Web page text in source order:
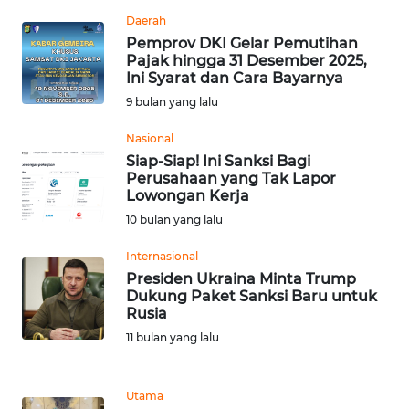
Daerah
Pemprov DKI Gelar Pemutihan
Pajak hingga 31 Desember 2025,
Ini Syarat dan Cara Bayarnya
9 bulan yang lalu
Nasional
Siap-Siap! Ini Sanksi Bagi
Perusahaan yang Tak Lapor
Lowongan Kerja
10 bulan yang lalu
Internasional
Presiden Ukraina Minta Trump
Dukung Paket Sanksi Baru untuk
Rusia
11 bulan yang lalu
Utama
INDEKS
BERITA
KONTAK
KAMI
INFO
IKLAN
TENTANG
PEDOMAN
MEDIA
SIBER